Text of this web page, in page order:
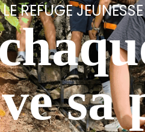
LE REFUGE
sa